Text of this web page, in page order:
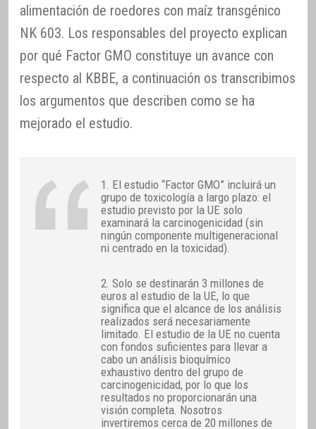
alimentación de roedores con maíz transgénico
NK 603. Los responsables del proyecto explican
por qué Factor GMO constituye un avance con
respecto al KBBE, a continuación os transcribimos
los argumentos que describen como se ha
mejorado el estudio.
1. El estudio “Factor GMO” incluirá un
grupo de toxicología a largo plazo: el
estudio previsto por la UE solo
examinará la carcinogenicidad (sin
ningún componente multigeneracional
ni centrado en la toxicidad).
2. Solo se destinarán 3 millones de
euros al estudio de la UE, lo que
significa que el alcance de los análisis
realizados será necesariamente
limitado. El estudio de la UE no cuenta
con fondos suficientes para llevar a
cabo un análisis bioquímico
exhaustivo dentro del grupo de
carcinogenicidad, por lo que los
resultados no proporcionarán una
visión completa. Nosotros
invertiremos cerca de 20 millones de